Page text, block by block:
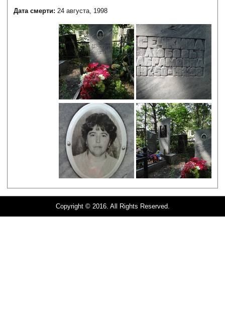
Дата смерти:24 августа, 1998
Copyright © 2016. All Rights Reserved.